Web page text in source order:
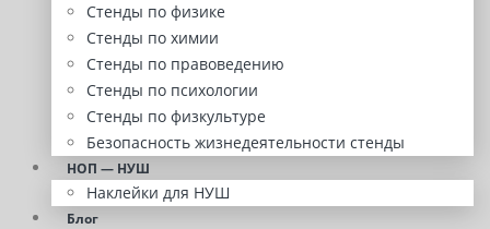
Стенды по физике
Стенды по химии
Стенды по правоведению
Стенды по психологии
Стенды по физкультуре
Безопасность жизнедеятельности стенды
НОП — НУШ
Наклейки для НУШ
Блог